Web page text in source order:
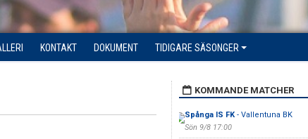
KONTAKT DOKUMENT TIDIGARE SÄSONGER
KOMMANDE MATCHER
Spånga IS FK- Vallentuna BK
Sön 9/8 17:00